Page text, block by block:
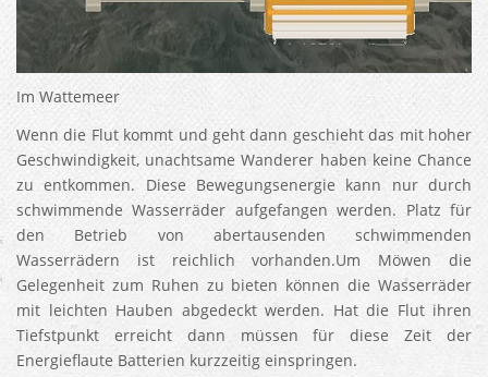
Im Wattemeer
Wenn die Flut kommt und geht dann geschieht das mit hoher
Geschwindigkeit, unachtsame Wanderer haben keine Chance
zu entkommen. Diese Bewegungsenergie kann nur durch
schwimmende Wasserräder aufgefangen werden. Platz für
den Betrieb von abertausenden schwimmenden
Wasserrädern ist reichlich vorhanden.Um Möwen die
Gelegenheit zum Ruhen zu bieten können die Wasserräder
mit leichten Hauben abgedeckt werden. Hat die Flut ihren
Tiefstpunkt erreicht dann müssen für diese Zeit der
Energieflaute Batterien kurzzeitig einspringen.